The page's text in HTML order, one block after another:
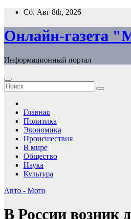
Перейти
содержимому
Сб. Авг 8th, 2026
Онлайн-газета
Информационный портал
Главная
Политика
Экономика
Происшествия
В мире
Общество
Наука
Культура
Авто - Мото
В России возник